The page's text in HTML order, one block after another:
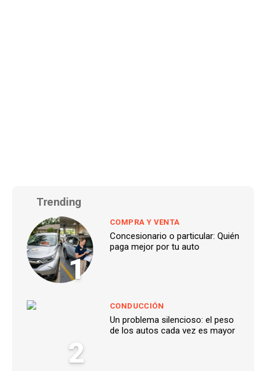
Trending
1
COMPRA Y VENTA
Concesionario o particular: Quién
paga mejor por tu auto
2
CONDUCCIÓN
Un problema silencioso: el peso
de los autos cada vez es mayor